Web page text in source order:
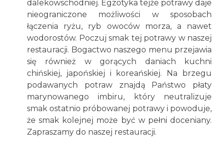
dalekowschodniej. Egzotyka tejże potrawy daje
nieograniczone możliwości w sposobach
łączenia ryżu, ryb owoców morza, a nawet
wodorostów. Poczuj smak tej potrawy w naszej
restauracji. Bogactwo naszego menu przejawia
się również w gorących daniach kuchni
chińskiej, japońskiej i koreańskiej. Na brzegu
podawanych potraw znajdą Państwo płaty
marynowanego imbiru, który neutralizuje
smak ostatnio próbowanej potrawy i powoduje,
że smak kolejnej może być w pełni doceniany.
Zapraszamy do naszej restauracji.